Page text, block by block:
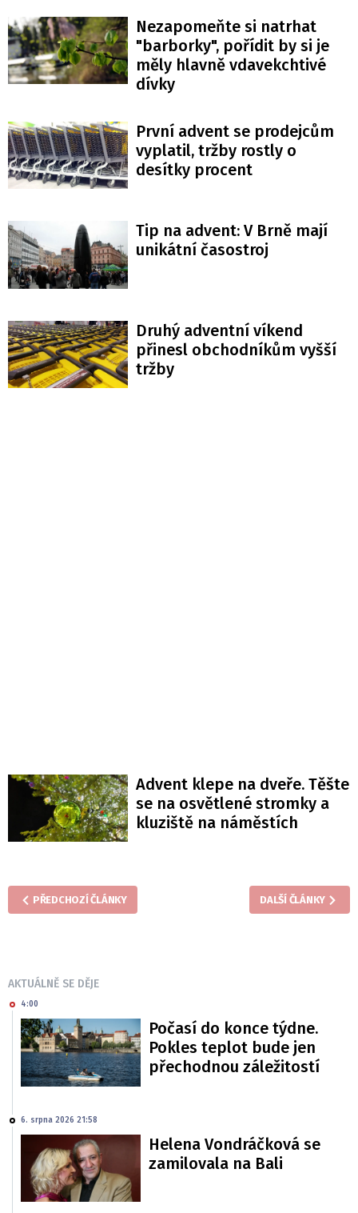
Nezapomeňte si natrhat
"barborky", pořídit by si je
měly hlavně vdavekchtivé
dívky
První advent se prodejcům
vyplatil, tržby rostly o
desítky procent
Tip na advent: V Brně mají
unikátní časostroj
Druhý adventní víkend
přinesl obchodníkům vyšší
tržby
Advent klepe na dveře. Těšte
se na osvětlené stromky a
kluziště na náměstích
PŘEDCHOZÍ ČLÁNKY DALŠÍ ČLÁNKY
AKTUÁLNĚ SE DĚJE
4:00
Počasí do konce týdne.
Pokles teplot bude jen
přechodnou záležitostí
6. srpna 2026 21:58
Helena Vondráčková se
zamilovala na Bali